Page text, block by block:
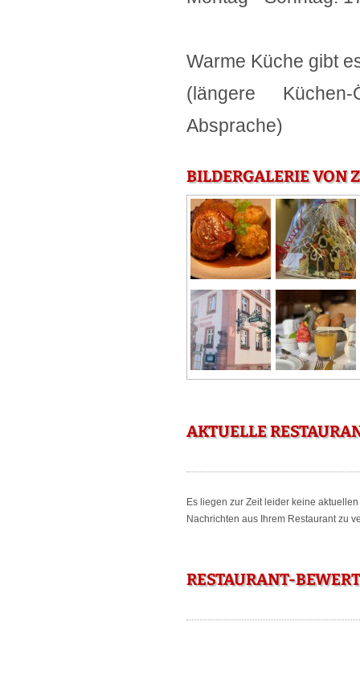
Warme Küche gibt
(längere
Absprache)
BILDERGALERIE VON
AKTUELLE
Es liegen zur Zeit leider keine
Nachrichten aus Ihrem Restaurant zu
RESTAURANT-